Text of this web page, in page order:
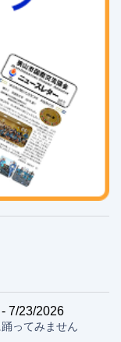
- 7/23/2026
ってみません